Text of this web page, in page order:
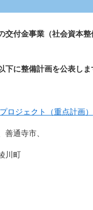
付金事業（社会資本整
に整備計画を公表しま
ロジェクト（重点計画）
通寺市、
町